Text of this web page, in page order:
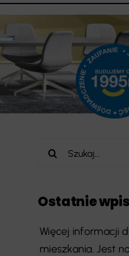
Szukaj
Ostatnie
Więcej informacji
mieszkania. Jest